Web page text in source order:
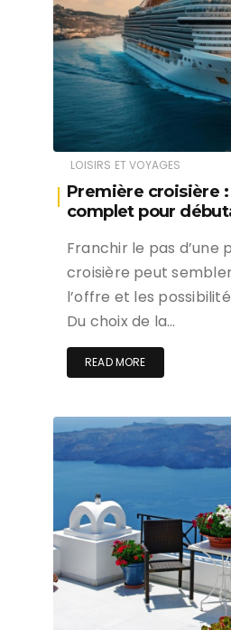
LOISIRS ET VOYAGES
Première croisière
complet pour
Franchir le pas d’une
croisière peut
l’offre et les
Du choix de la…
READ MORE